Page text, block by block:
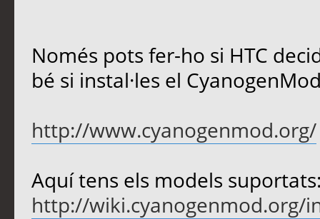
Només pots fer-ho si HTC
bé si instal·les el
http://www.cyanogenmod.org/
Aquí tens els models
http://wiki.cyanogenmod.org/